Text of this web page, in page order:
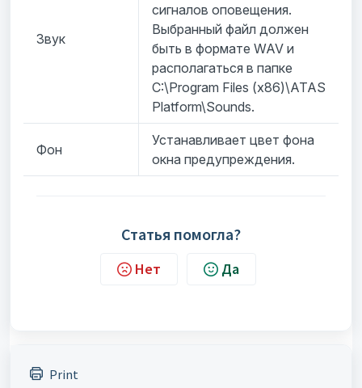
Звук
сигналов оповещения.
Выбранный файл должен
быть в формате WAV и
располагаться в папке
C:\Program Files (x86)\ATAS
Platform\Sounds.
Фон
Устанавливает цвет фона
окна предупреждения.
Статья помогла?
Нет Да
Print